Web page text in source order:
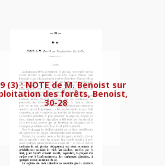
(3) : NOTE de M. Benoist sur
des forêts, Benoist,
30-28